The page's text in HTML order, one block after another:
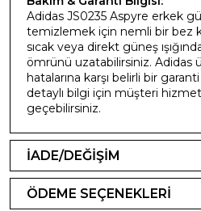
Adidas JS0235 Aspyre erkek
temizlemek için nemli bir bez
sıcak veya direkt güneş
ömrünü uzatabilirsiniz. Adidas
hatalarına karşı belirli bir
detaylı bilgi için müşteri
geçebilirsiniz.
İADE/DEĞİŞİM
ÖDEME SEÇENEKLERİ